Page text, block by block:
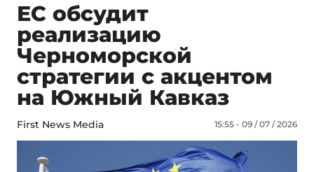
ЕС обсудит
реализацию
Черноморской
стратегии с акцентом
на Южный Кавказ
First News Media 15:55 - 09 / 07 / 2026